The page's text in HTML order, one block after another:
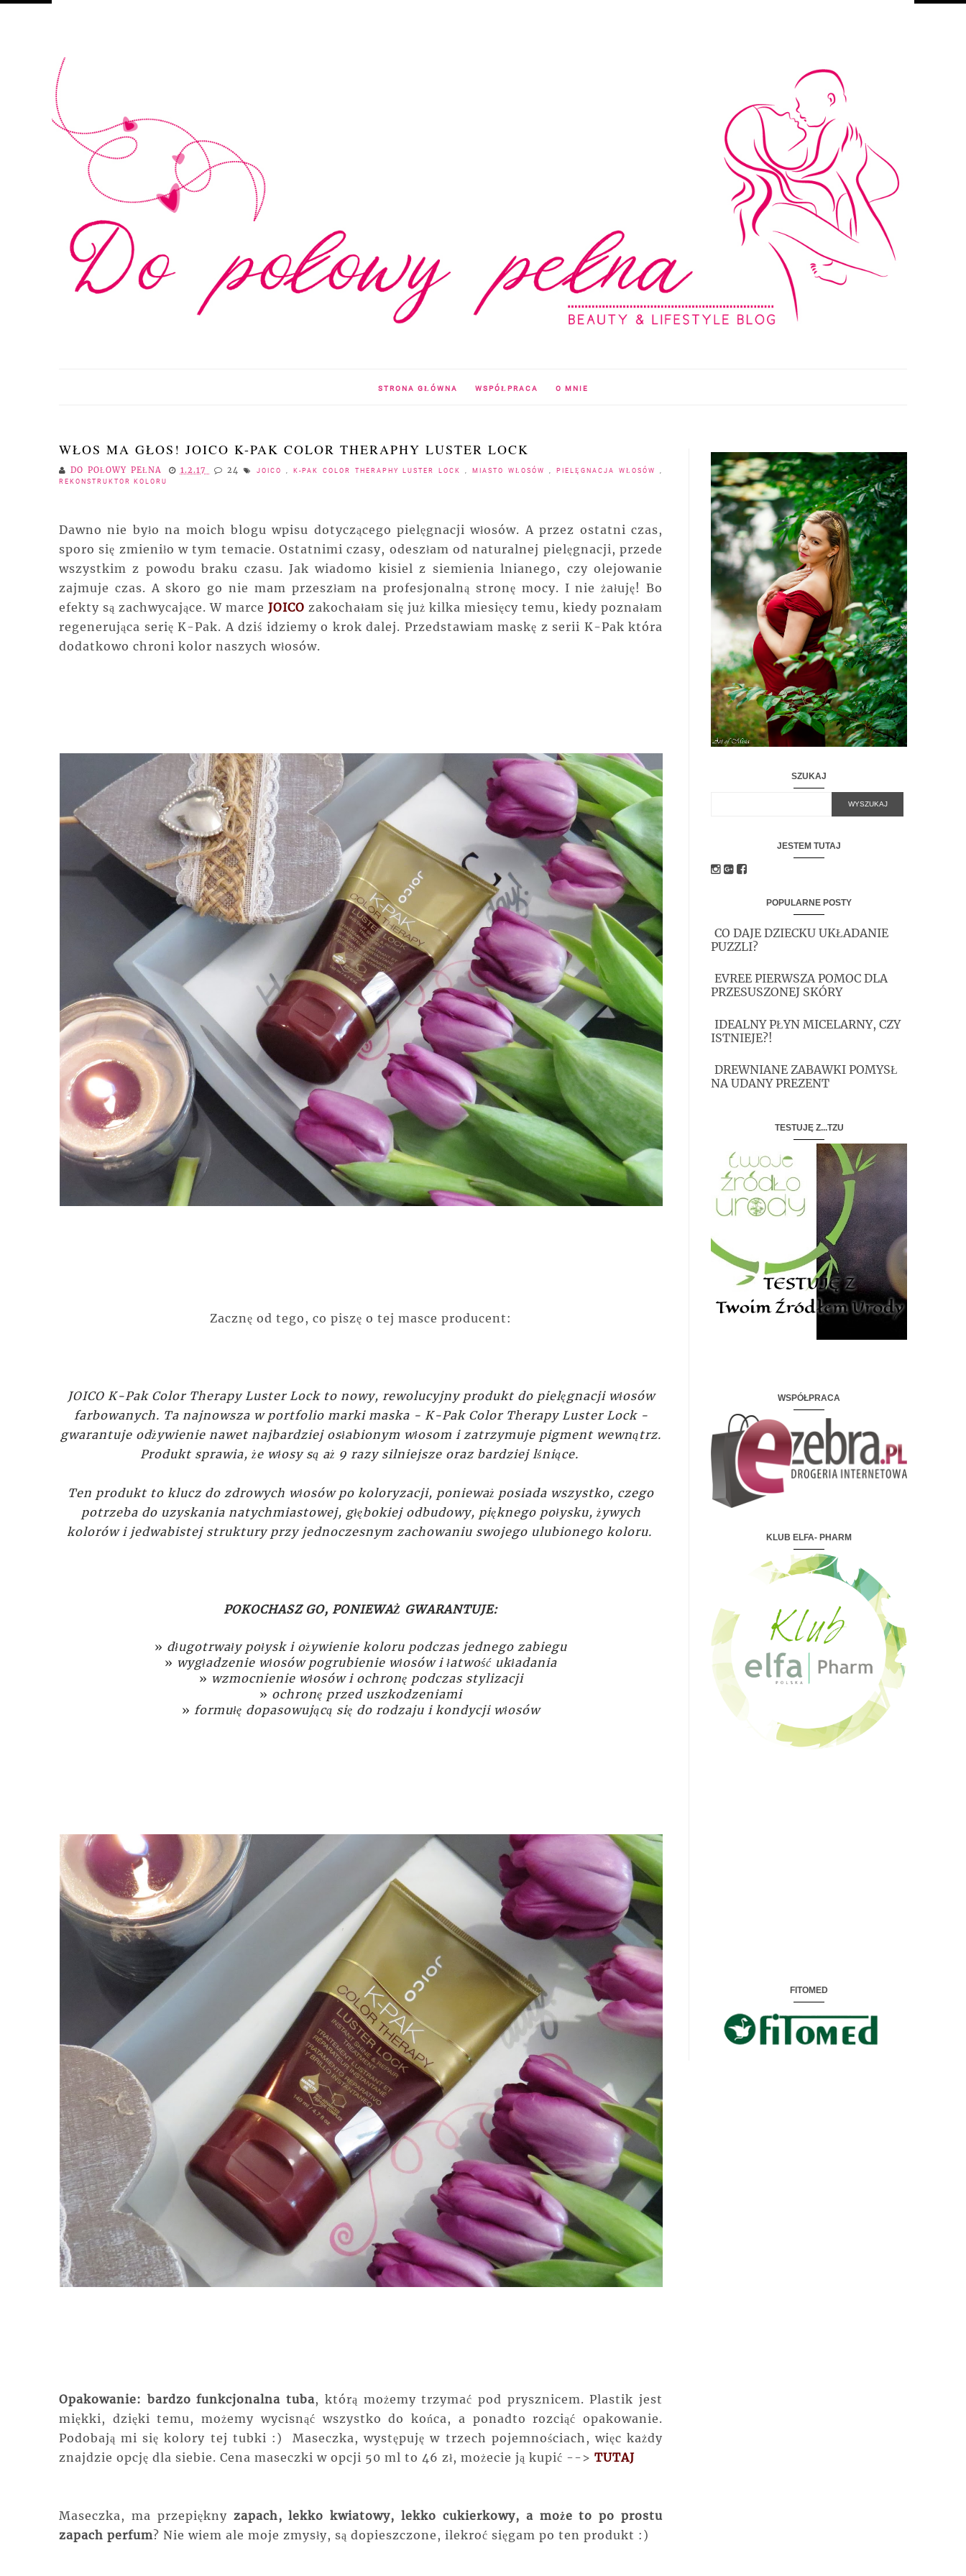
STRONA GŁÓWNA WSPÓŁPRACA O MNIE
WŁOS MA GŁOS! JOICO K-PAK COLOR THERAPHY LUSTER LOCK
DO POŁOWY PEŁNA 1.2.17 24 JOICO , K-PAK COLOR THERAPHY LUSTER LOCK, MIASTO WŁOSÓW, PIELĘGNACJA WŁOSÓW,
REKONSTRUKTOR KOLORU
Dawno nie było na moich blogu wpisu dotyczącego pielęgnacji włosów. A przez ostatni czas,
sporo się zmieniło w tym temacie. Ostatnimi czasy, odeszłam od naturalnej pielęgnacji, przede
wszystkim z powodu braku czasu. Jak wiadomo kisiel z siemienia lnianego, czy olejowanie
zajmuje czas. A skoro go nie mam przeszłam na profesjonalną stronę mocy. I nie żałuję! Bo
efekty są zachwycające. W marce JOICO zakochałam się już kilka miesięcy temu, kiedy poznałam
regenerująca serię K-Pak. A dziś idziemy o krok dalej. Przedstawiam maskę z serii K-Pak która
dodatkowo chroni kolor naszych włosów.
Zacznę od tego, co piszę o tej masce producent:
JOICO K-Pak Color Therapy Luster Lock to nowy, rewolucyjny produkt do pielęgnacji włosów
farbowanych. Ta najnowsza w portfolio marki maska - K-Pak Color Therapy Luster Lock -
gwarantuje odżywienie nawet najbardziej osłabionym włosom i zatrzymuje pigment wewnątrz.
Produkt sprawia, że włosy są aż 9 razy silniejsze oraz bardziej lśniące.
Ten produkt to klucz do zdrowych włosów po koloryzacji, ponieważ posiada wszystko, czego
potrzeba do uzyskania natychmiastowej, głębokiej odbudowy, pięknego połysku, żywych
kolorów i jedwabistej struktury przy jednoczesnym zachowaniu swojego ulubionego koloru.
POKOCHASZ GO, PONIEWAŻ GWARANTUJE:
długotrwały połysk i ożywienie koloru podczas jednego zabiegu
wygładzenie włosów pogrubienie włosów i łatwość układania
wzmocnienie włosów i ochronę podczas stylizacji
ochronę przed uszkodzeniami
formułę dopasowującą się do rodzaju i kondycji włosów
Opakowanie: bardzo funkcjonalna tuba, którą możemy trzymać pod prysznicem. Plastik jest
miękki, dzięki temu, możemy wycisnąć wszystko do końca, a ponadto rozciąć opakowanie.
Podobają mi się kolory tej tubki :) Maseczka, występuję w trzech pojemnościach, więc każdy
znajdzie opcję dla siebie. Cena maseczki w opcji 50 ml to 46 zł, możecie ją kupić --> TUTAJ
Maseczka, ma przepiękny zapach, lekko kwiatowy, lekko cukierkowy, a może to po prostu
zapach perfum? Nie wiem ale moje zmysły, są dopieszczone, ilekroć sięgam po ten produkt :)
SZUKAJ
JESTEM TUTAJ
POPULARNE POSTY
CO DAJE DZIECKU UKŁADANIE
PUZZLI?
EVREE PIERWSZA POMOC DLA
PRZESUSZONEJ SKÓRY
IDEALNY PŁYN MICELARNY, CZY
ISTNIEJE?!
DREWNIANE ZABAWKI POMYSŁ
NA UDANY PREZENT
TESTUJĘ Z...TZU
WSPÓŁPRACA
KLUB ELFA- PHARM
FITOMED